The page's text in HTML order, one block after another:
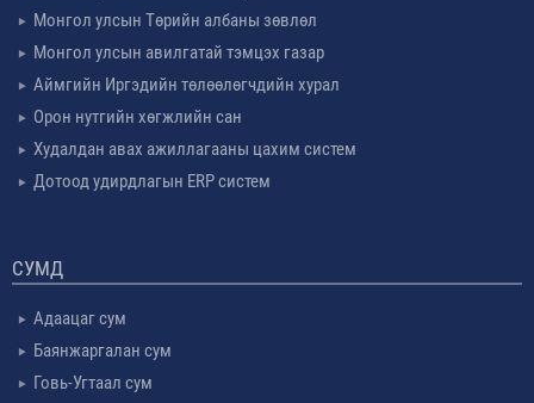
Монгол улсын Төрийн албаны зөвлөл
Монгол улсын авилгатай тэмцэх газар
Аймгийн Иргэдийн төлөөлөгчдийн хурал
Орон нутгийн хөгжлийн сан
Худалдан авах ажиллагааны цахим систем
Дотоод удирдлагын ERP систем
СУМД
Адаацаг сум
Баянжаргалан сум
Говь-Угтаал сум